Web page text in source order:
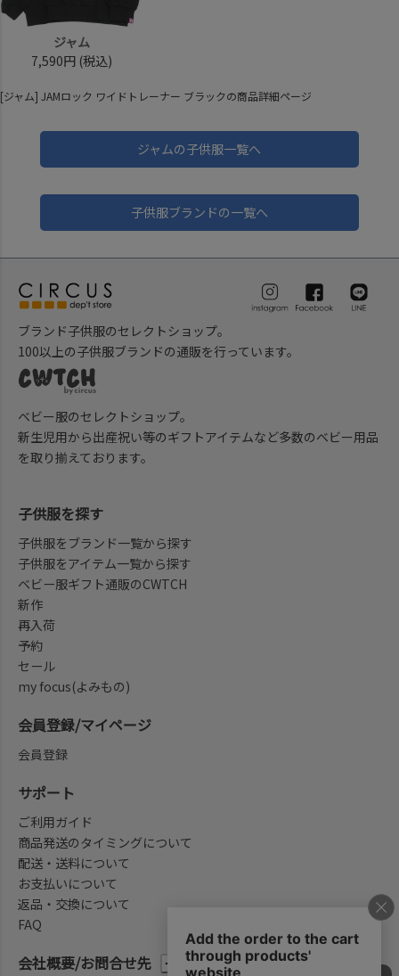
ジャム
7,590円 (税込)
[ジャム] JAMロック ワイドトレーナー ブラックの商品詳細ページ
ジャムの子供服一覧へ
子供服ブランドの一覧へ
ブランド子供服のセレクトショップ。
100以上の子供服ブランドの通販を行っています。
ベビー服のセレクトショップ。
新生児用から出産祝い等のギフトアイテムなど多数のベビー用品
を取り揃えております。
会社概要/お問合せ先
子供服を探す
子供服をブランド一覧から探す
子供服をアイテム一覧から探す
ベビー服ギフト通販のCWTCH
新作
再入荷
予約
セール
my focus(よみもの)
会員登録/マイページ
会員登録
サポート
ご利用ガイド
商品発送のタイミングについて
配送・送料について
お支払いについて
返品・交換について
FAQ